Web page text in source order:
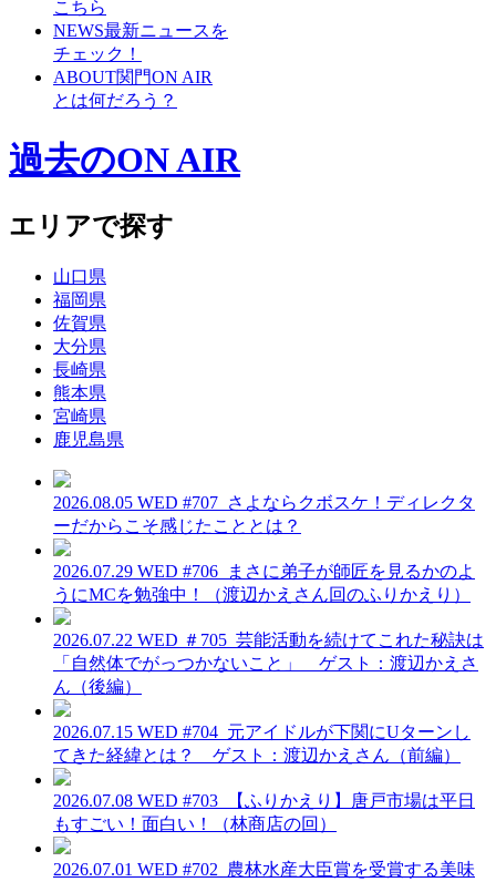
こちら
NEWS最新ニュースを
チェック！
ABOUT関門ON AIR
とは何だろう？
過去のON AIR
エリアで探す
山口県
福岡県
佐賀県
大分県
長崎県
熊本県
宮崎県
鹿児島県
2026.08.05 WED #707_さよならクボスケ！ディレクタ
ーだからこそ感じたこととは？
2026.07.29 WED #706_まさに弟子が師匠を見るかのよ
うにMCを勉強中！（渡辺かえさん回のふりかえり）
2026.07.22 WED ＃705_芸能活動を続けてこれた秘訣は
「自然体でがっつかないこと」 ゲスト：渡辺かえさ
ん（後編）
2026.07.15 WED #704_元アイドルが下関にUターンし
てきた経緯とは？ ゲスト：渡辺かえさん（前編）
2026.07.08 WED #703_【ふりかえり】唐戸市場は平日
もすごい！面白い！（林商店の回）
2026.07.01 WED #702_農林水産大臣賞を受賞する美味